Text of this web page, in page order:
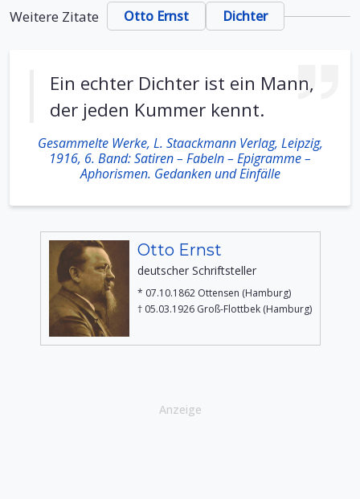
Weitere Zitate Otto Ernst Dichter
Ein echter Dichter ist ein Mann,
der jeden Kummer kennt.
Gesammelte Werke, L. Staackmann Verlag, Leipzig,
1916, 6. Band: Satiren – Fabeln – Epigramme –
Aphorismen. Gedanken und Einfälle
Otto Ernst
deutscher Schriftsteller
* 07.10.1862 Ottensen (Hamburg)
† 05.03.1926 Groß-Flottbek (Hamburg)
Anzeige